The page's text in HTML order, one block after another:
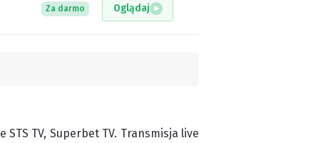
Za darmo Oglądaj
TV, Superbet TV. Transmisja live